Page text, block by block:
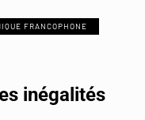
FRANCOPHONE
inégalités